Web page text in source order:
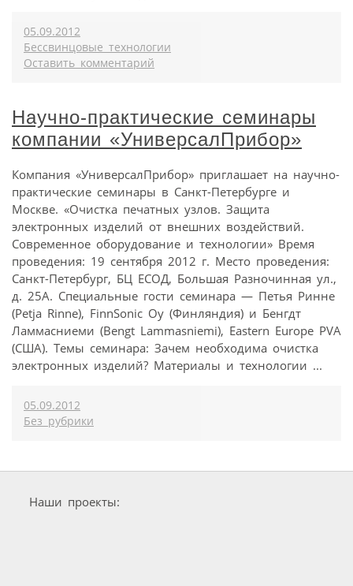
05.09.2012
Бессвинцовые технологии
Оставить комментарий
Научно-практические семинары
компании «УниверсалПрибор»
Компания «УниверсалПрибор» приглашает на научно-
практические семинары в Санкт-Петербурге и
Москве. «Очистка печатных узлов. Защита
электронных изделий от внешних воздействий.
Современное оборудование и технологии» Время
проведения: 19 сентября 2012 г. Место проведения:
Санкт-Петербург, БЦ ЕСОД, Большая Разночинная ул.,
д. 25А. Специальные гости семинара — Петья Ринне
(Petja Rinne), FinnSonic Oy (Финляндия) и Бенгдт
Ламмасниеми (Bengt Lammasniemi), Eastern Europe PVA
(США). Темы семинара: Зачем необходима очистка
электронных изделий? Материалы и технологии ...
05.09.2012
Без рубрики
Наши проекты: